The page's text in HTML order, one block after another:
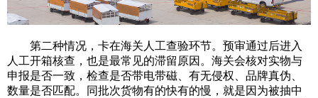
第二种情况，卡在海关人工查验环节。预审通过后进入
人工开箱核查，也是最常见的滞留原因。海关会核对实物与
申报是否一致，检查是否带电带磁、有无侵权、品牌真伪、
数量是否匹配。同批次货物有的快有的慢，就是因为被抽中